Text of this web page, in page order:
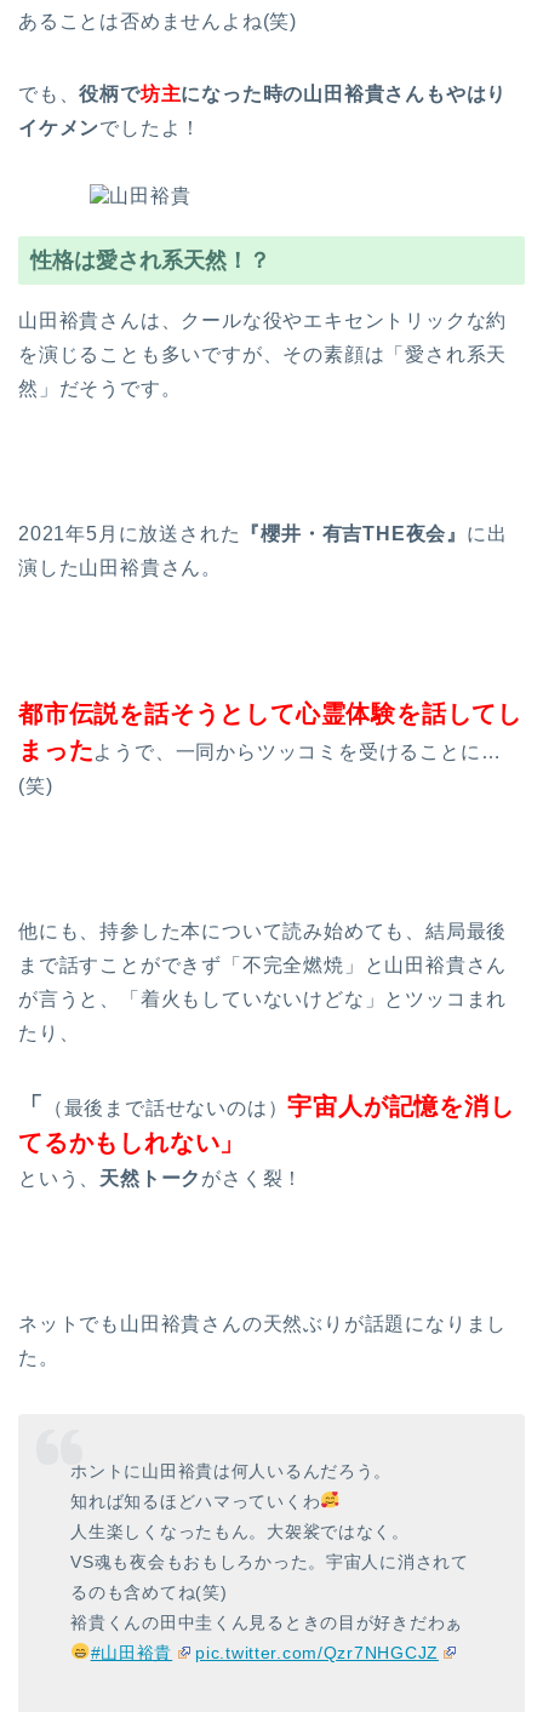
あることは否めませんよね(笑)
でも、役柄で坊主になった時の山田裕貴さんもやはり
イケメンでしたよ！
性格は愛され系天然！？
山田裕貴さんは、クールな役やエキセントリックな約
を演じることも多いですが、その素顔は「愛され系天
然」だそうです。
2021年5月に放送された 『櫻井・有吉THE夜会』 に出
演した山田裕貴さん。
都市伝説を話そうとして心霊体験を話してし
まったようで、一同からツッコミを受けることに…
(笑)
他にも、持参した本について読み始めても、結局最後
まで話すことができず「不完全燃焼」と山田裕貴さん
が言うと、「着火もしていないけどな」とツッコまれ
たり、
「 （最後まで話せないのは）宇宙人が記憶を消し
てるかもしれない」
という、 天然トーク がさく裂！
ネットでも山田裕貴さんの天然ぶりが話題になりまし
た。
ホントに山田裕貴は何人いるんだろう。
知れば知るほどハマっていくわ
人生楽しくなったもん。大袈裟ではなく。
VS魂も夜会もおもしろかった。宇宙人に消されて
るのも含めてね(笑)
裕貴くんの田中圭くん見るときの目が好きだわぁ
#山田裕貴
pic.twitter.com/Qzr7NHGCJZ